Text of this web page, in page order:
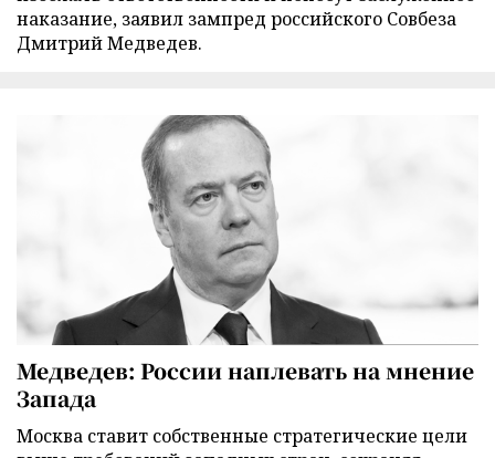
наказание, заявил зампред российского Совбеза
Дмитрий Медведев.
Медведев: России наплевать на мнение
Запада
Москва ставит собственные стратегические цели